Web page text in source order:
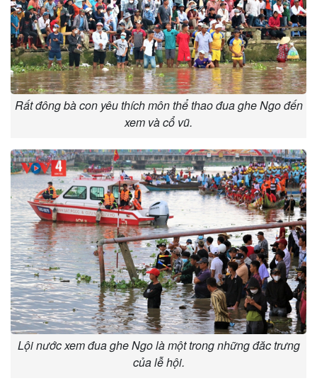
Rất đông bà con yêu thích môn thể thao đua ghe Ngo đến
xem và cổ vũ.
Lội nước xem đua ghe Ngo là một trong những đăc trưng
của lễ hội.